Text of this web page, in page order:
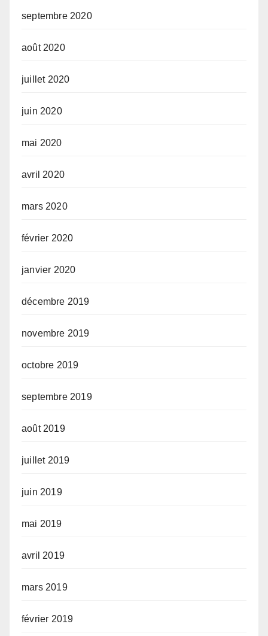
septembre 2020
août 2020
juillet 2020
juin 2020
mai 2020
avril 2020
mars 2020
février 2020
janvier 2020
décembre 2019
novembre 2019
octobre 2019
septembre 2019
août 2019
juillet 2019
juin 2019
mai 2019
avril 2019
mars 2019
février 2019